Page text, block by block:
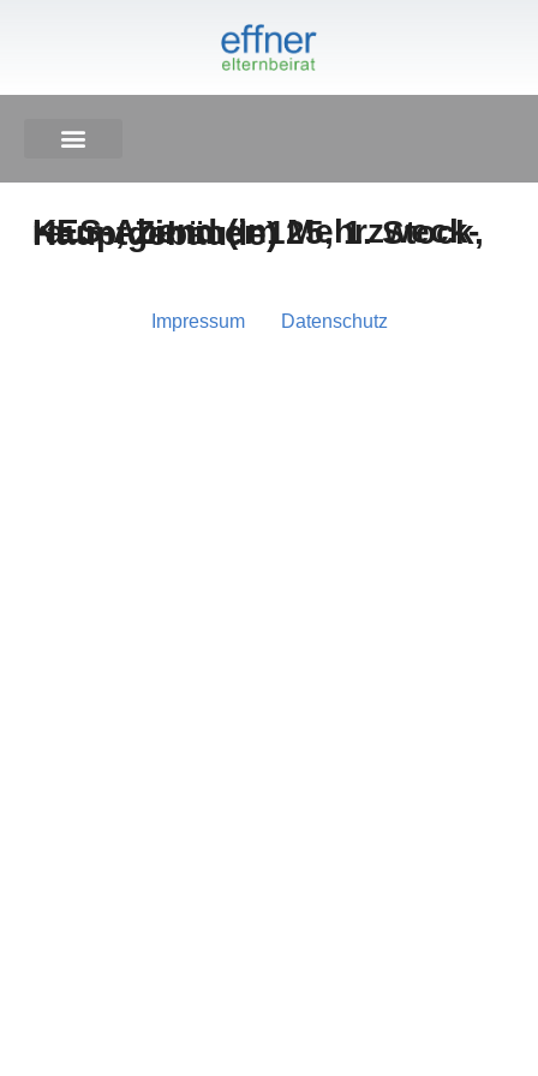
KES-Abend (im Mehr­zweck­raum, Zim­mer 125, 1. Stock, Hauptgebäude)
Impres­sum Daten­schutz